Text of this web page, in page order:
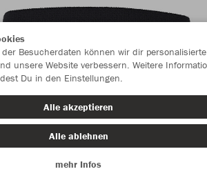
Besucherdaten können wir dir personalisierte
unsere Website verbessern. Weitere
Du in den Einstellungen.
Alle akzeptieren
Alle ablehnen
mehr Infos